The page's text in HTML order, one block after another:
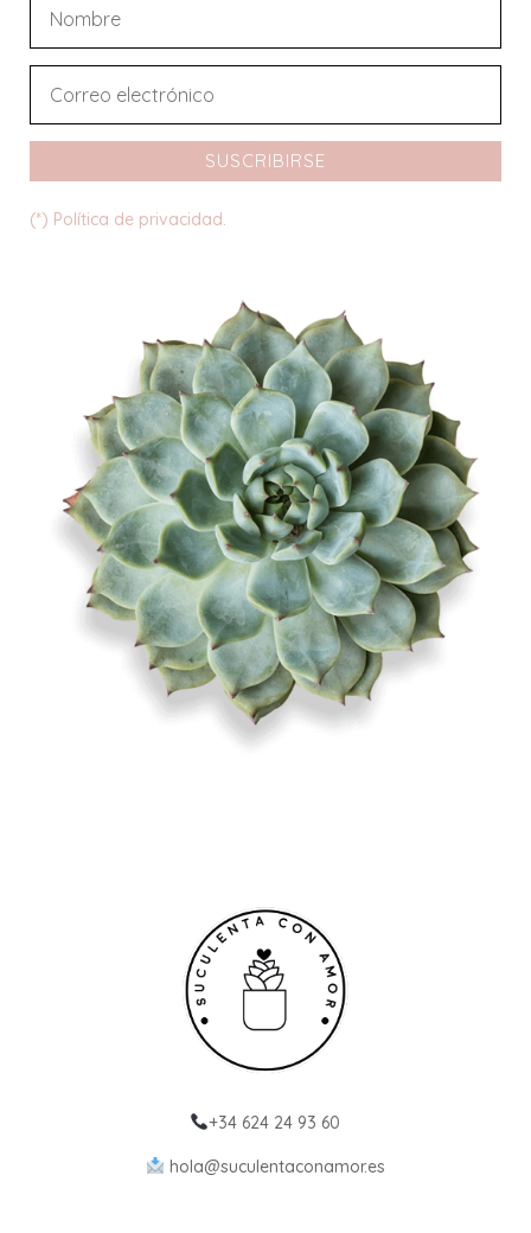
SUSCRIBIRSE
(*) Política de privacidad.
+34 624 24 93 60
hola@suculentaconamor.es